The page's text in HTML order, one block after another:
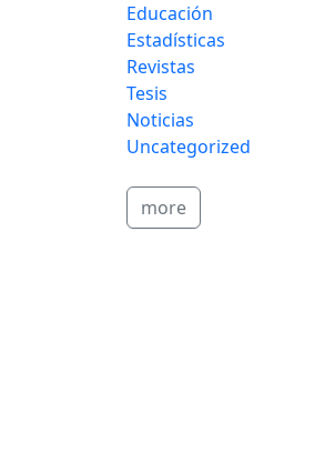
Educación
Estadísticas
Revistas
Tesis
Noticias
Uncategorized
more